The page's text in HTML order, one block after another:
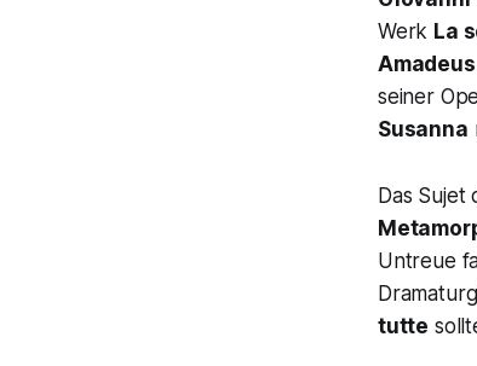
Werk La
seiner
Susanna
Das Sujet
Untreue
tutte